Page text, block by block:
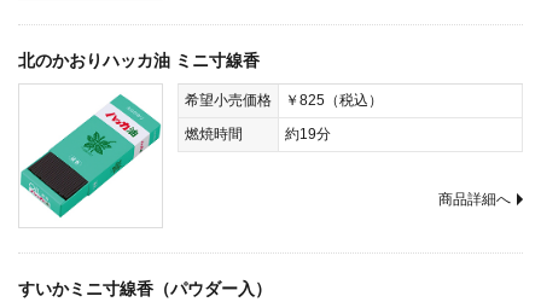
北のかおりハッカ油 ミニ寸線香
希望小売価格
￥825（税込）
燃焼時間
約19分
商品詳細へ
すいかミニ寸線香（パウダー入）